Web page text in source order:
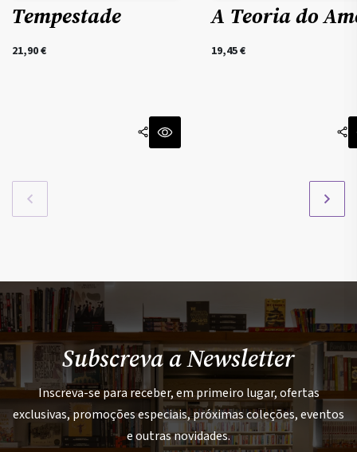
Tempestade
21,90€
A Teoria do
19,45€
Subscreva a Newsletter
Inscreva-se para receber, em primeiro lugar, ofertas
exclusivas, promoções especiais, próximas coleções, eventos
e outras novidades.